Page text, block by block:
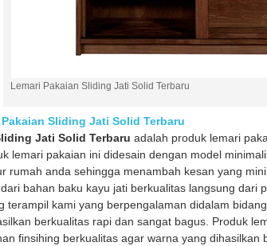
Lemari Pakaian Sliding Jati Solid Terbaru
Sliding Jati Solid Terbaru
Jati Solid Terbaru adalah produk lemari
lemari pakaian ini didesain dengan model
rumah anda sehingga menambah kesan yang
bahan baku kayu jati berkualitas langsung dari
terampil kami yang berpengalaman didalam
berkualitas rapi dan sangat bagus. Produk
finsihing berkualitas agar warna yang